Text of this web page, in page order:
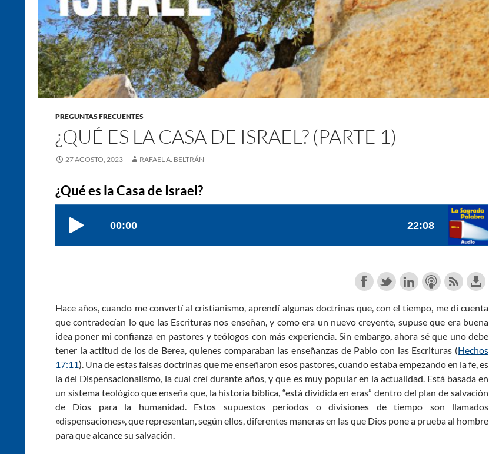
PREGUNTAS FRECUENTES
¿QUÉ ES LA CASA DE ISRAEL? (PARTE 1)
27 AGOSTO, 2023 RAFAEL A. BELTRÁN
¿Qué es la Casa de Israel?
Hace años, cuando me convertí al cristianismo, aprendí algunas doctrinas que, con el tiempo, me di cuenta
que contradecían lo que las Escrituras nos enseñan, y como era un nuevo creyente, supuse que era buena
idea poner mi confianza en pastores y teólogos con más experiencia. Sin embargo, ahora sé que uno debe
tener la actitud de los de Berea, quienes comparaban las enseñanzas de Pablo con las Escrituras (Hechos
17:11). Una de estas falsas doctrinas que me enseñaron esos pastores, cuando estaba empezando en la fe, es
la del Dispensacionalismo, la cual creí durante años, y que es muy popular en la actualidad. Está basada en
un sistema teológico que enseña que, la historia bíblica, “está dividida en eras” dentro del plan de salvación
de Dios para la humanidad. Estos supuestos períodos o divisiones de tiempo son llamados
«dispensaciones», que representan, según ellos, diferentes maneras en las que Dios pone a prueba al hombre
para que alcance su salvación.